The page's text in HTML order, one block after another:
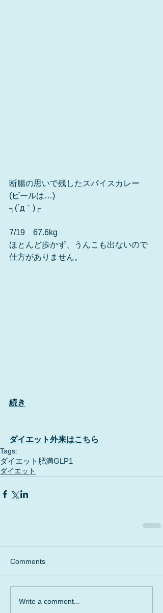
断腸の思いで残したスパイスカレー
(ビールは…)
┐(´д｀)┌
7/19　67.6kg
ほとんど歩かず、うんこも出ないので
仕方がありません。
続き
ダイエット外来はこちら
Tags:
ダイエット 肥満GLP1
ダイエット
Comments
Write a comment...